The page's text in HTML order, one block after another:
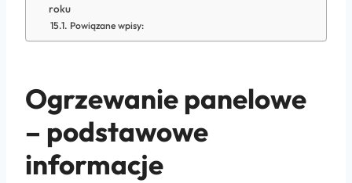
roku
Powiązane wpisy:
Ogrzewanie panelowe
– podstawowe
informacje